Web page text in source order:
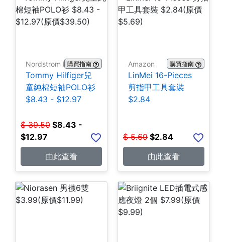
Nordstrom Rack購買指南
Tommy Hilfiger兒
童純棉短袖POLO衫
$8.43 - $12.97
$ 39.50 $8.43 -
$12.97
由此查看
Amazon 購買指南
LinMei 16-Pieces
剪指甲工具套裝
$2.84
$ 5.69 $2.84
由此查看